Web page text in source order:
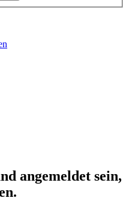
angemeldet sein,